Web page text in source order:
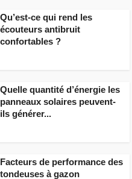
Qu’est-ce qui rend les
écouteurs antibruit
confortables ?
Quelle quantité d’énergie les
panneaux solaires peuvent-
ils générer...
Facteurs de performance des
tondeuses à gazon